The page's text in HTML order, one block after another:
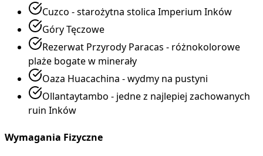
Cuzco - starożytna stolica Imperium Inków
Góry Tęczowe
Rezerwat Przyrody Paracas - różnokolorowe
plaże bogate w minerały
Oaza Huacachina - wydmy na pustyni
Ollantaytambo - jedne z najlepiej zachowanych
ruin Inków
Wymagania Fizyczne